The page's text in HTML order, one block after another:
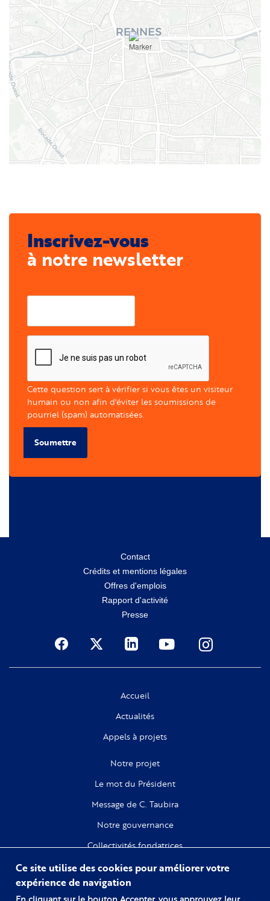
Inscrivez-vous
à notre newsletter
Cette question sert à vérifier si vous êtes un visiteur
humain ou non afin d'éviter les soumissions de
pourriel (spam) automatisées.
Soumettre
Contact
Crédits et mentions légales
Offres d'emplois
Rapport d'activité
Presse
Social
Accueil
Actualités
Appels à projets
Notre projet
Le mot du Président
Message de C. Taubira
Notre gouvernance
Collectivités fondatrices
Recherche
Ce site utilise des cookies pour améliorer votre
expérience de navigation